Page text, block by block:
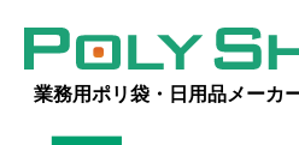
業務用ポリ袋・日用品メーカ